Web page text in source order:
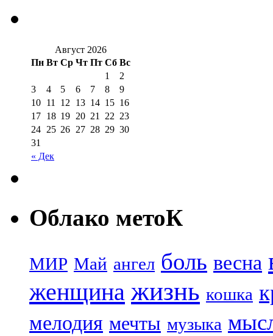
Август 2026
Пн Вт Ср Чт Пт Сб Вс
« Дек
1
2
3
4 5 6 7 8
9
10 11 12 13 14 15 16
17 18 19 20 21 22 23
24 25 26 27 28 29 30
31
Облако метоК
МИР Май ангел боль весна
женщина жизнь кошка
мелодия мечты музыка